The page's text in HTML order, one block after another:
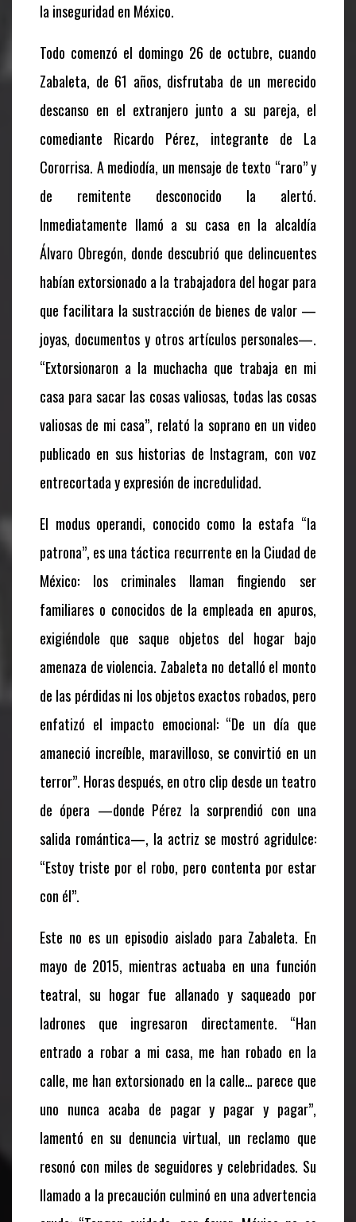
la inseguridad en México.
Todo comenzó el domingo 26 de octubre, cuando
Zabaleta, de 61 años, disfrutaba de un merecido
descanso en el extranjero junto a su pareja, el
comediante Ricardo Pérez, integrante de La
Cororrisa. A mediodía, un mensaje de texto “raro” y
de remitente desconocido la alertó.
Inmediatamente llamó a su casa en la alcaldía
Álvaro Obregón, donde descubrió que delincuentes
habían extorsionado a la trabajadora del hogar para
que facilitara la sustracción de bienes de valor —
joyas, documentos y otros artículos personales—.
“Extorsionaron a la muchacha que trabaja en mi
casa para sacar las cosas valiosas, todas las cosas
valiosas de mi casa”, relató la soprano en un video
publicado en sus historias de Instagram, con voz
entrecortada y expresión de incredulidad.
El modus operandi, conocido como la estafa “la
patrona”, es una táctica recurrente en la Ciudad de
México: los criminales llaman fingiendo ser
familiares o conocidos de la empleada en apuros,
exigiéndole que saque objetos del hogar bajo
amenaza de violencia. Zabaleta no detalló el monto
de las pérdidas ni los objetos exactos robados, pero
enfatizó el impacto emocional: “De un día que
amaneció increíble, maravilloso, se convirtió en un
terror”. Horas después, en otro clip desde un teatro
de ópera —donde Pérez la sorprendió con una
salida romántica—, la actriz se mostró agridulce:
“Estoy triste por el robo, pero contenta por estar
con él”.
Este no es un episodio aislado para Zabaleta. En
mayo de 2015, mientras actuaba en una función
teatral, su hogar fue allanado y saqueado por
ladrones que ingresaron directamente. “Han
entrado a robar a mi casa, me han robado en la
calle, me han extorsionado en la calle… parece que
uno nunca acaba de pagar y pagar y pagar”,
lamentó en su denuncia virtual, un reclamo que
resonó con miles de seguidores y celebridades. Su
llamado a la precaución culminó en una advertencia